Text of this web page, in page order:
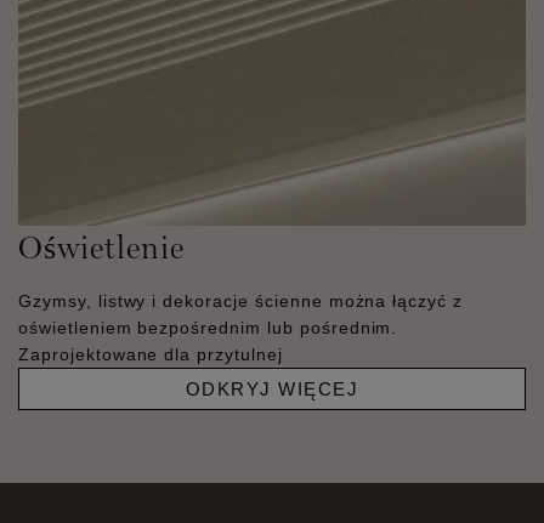
Oświetlenie
Gzymsy, listwy i dekoracje ścienne można łączyć z
oświetleniem bezpośrednim lub pośrednim.
Zaprojektowane dla przytulnej
ODKRYJ WIĘCEJ